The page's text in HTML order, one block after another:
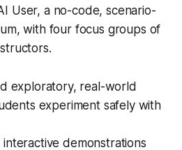
User, a no-code, scenario-
with four focus groups of
exploratory, real-world
experiment safely with
demonstrations